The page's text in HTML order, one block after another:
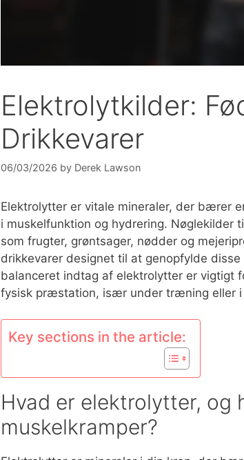
Elektrolytkilder:
Drikkevarer
06/03/2026 by Derek Lawson
Elektrolytter er vitale mineraler, der bærer
i muskelfunktion og hydrering.
som frugter, grøntsager, nødder og
drikkevarer designet til at genopfylde
balanceret indtag af elektrolytter er vigtigt
fysisk præstation, især under træning eller i
Key sections in the article:
Hvad er elektrolytter, og
muskelkramper?